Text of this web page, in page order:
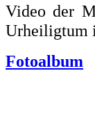
Video der
Urheiligtum
Fotoalbum